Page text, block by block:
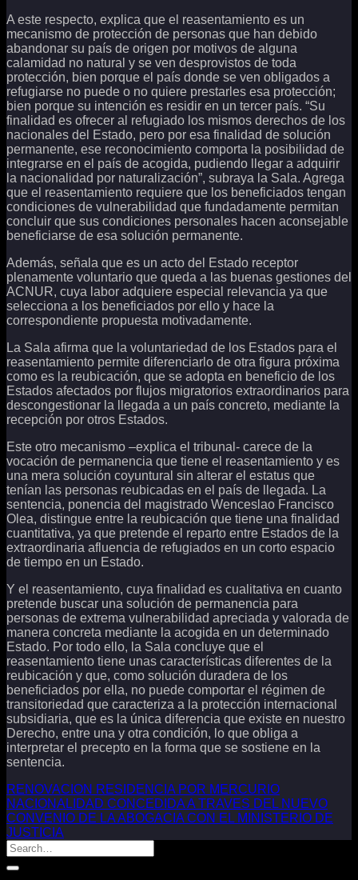
A este respecto, explica que el reasentamiento es un
mecanismo de protección de personas que han debido
abandonar su país de origen por motivos de alguna
calamidad no natural y se ven desprovistos de toda
protección, bien porque el país donde se ven obligados a
refugiarse no puede o no quiere prestarles esa protección;
bien porque su intención es residir en un tercer país. “Su
finalidad es ofrecer al refugiado los mismos derechos de los
nacionales del Estado, pero por esa finalidad de solución
permanente, ese reconocimiento comporta la posibilidad de
integrarse en el país de acogida, pudiendo llegar a adquirir
la nacionalidad por naturalización”, subraya la Sala. Agrega
que el reasentamiento requiere que los beneficiados tengan
condiciones de vulnerabilidad que fundadamente permitan
concluir que sus condiciones personales hacen aconsejable
beneficiarse de esa solución permanente.
Además, señala que es un acto del Estado receptor
plenamente voluntario que queda a las buenas gestiones del
ACNUR, cuya labor adquiere especial relevancia ya que
selecciona a los beneficiados por ello y hace la
correspondiente propuesta motivadamente.
La Sala afirma que la voluntariedad de los Estados para el
reasentamiento permite diferenciarlo de otra figura próxima
como es la reubicación, que se adopta en beneficio de los
Estados afectados por flujos migratorios extraordinarios para
descongestionar la llegada a un país concreto, mediante la
recepción por otros Estados.
Este otro mecanismo –explica el tribunal- carece de la
vocación de permanencia que tiene el reasentamiento y es
una mera solución coyuntural sin alterar el estatus que
tenían las personas reubicadas en el país de llegada. La
sentencia, ponencia del magistrado Wenceslao Francisco
Olea, distingue entre la reubicación que tiene una finalidad
cuantitativa, ya que pretende el reparto entre Estados de la
extraordinaria afluencia de refugiados en un corto espacio
de tiempo en un Estado.
Y el reasentamiento, cuya finalidad es cualitativa en cuanto
pretende buscar una solución de permanencia para
personas de extrema vulnerabilidad apreciada y valorada de
manera concreta mediante la acogida en un determinado
Estado. Por todo ello, la Sala concluye que el
reasentamiento tiene unas características diferentes de la
reubicación y que, como solución duradera de los
beneficiados por ella, no puede comportar el régimen de
transitoriedad que caracteriza a la protección internacional
subsidiaria, que es la única diferencia que existe en nuestro
Derecho, entre una y otra condición, lo que obliga a
interpretar el precepto en la forma que se sostiene en la
sentencia.
RENOVACION RESIDENCIA POR MERCURIO
NACIONALIDAD CONCEDIDA A TRAVES DEL NUEVO
CONVENIO DE LA ABOGACIA CON EL MINISTERIO DE
JUSTICIA